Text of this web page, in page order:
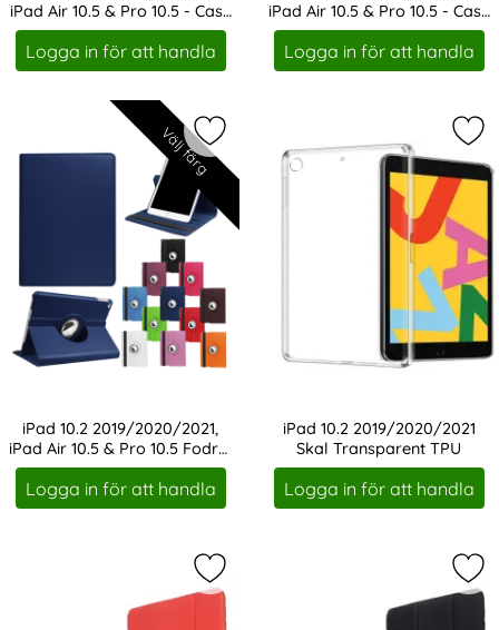
iPad Air 10.5 & Pro 10.5 - Case
Stand Fodral - Blå
Art. nr 1164
Logga in för att handla
iPad Air 10.5 & Pro 10.5 - Case
Stand Fodral - Svart
Art. nr 1165
Logga in för att handla
Välj färg
iPad 10.2 2019/2020/2021,
iPad Air 10.5 & Pro 10.5 Fodral
360° Rotation
Art. nr 1176
Logga in för att handla
Markera iPad 10.2 2019/2020/
iPad 10.2 2019/2020/2021
Skal Transparent TPU
Art. nr 1179
Logga in för att handla
Markera iPad 10.2 2019/2020/